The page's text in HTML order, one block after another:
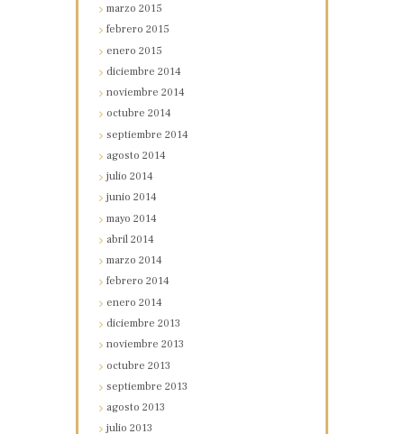
marzo2015
febrero2015
enero2015
diciembre2014
noviembre2014
octubre2014
septiembre2014
agosto2014
julio2014
junio2014
mayo2014
abril2014
marzo2014
febrero2014
enero2014
diciembre2013
noviembre2013
octubre2013
septiembre2013
agosto2013
julio2013